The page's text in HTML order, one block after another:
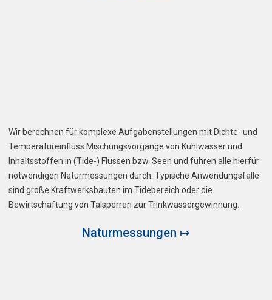
Wir berechnen für komplexe Aufgabenstellungen mit Dichte- und
Temperatureinfluss Mischungsvorgänge von Kühlwasser und
Inhaltsstoffen in (Tide-) Flüssen bzw. Seen und führen alle hierfür
notwendigen Naturmessungen durch. Typische Anwendungsfälle
sind große Kraftwerksbauten im Tidebereich oder die
Bewirtschaftung von Talsperren zur Trinkwassergewinnung.
Naturmessungen ↦